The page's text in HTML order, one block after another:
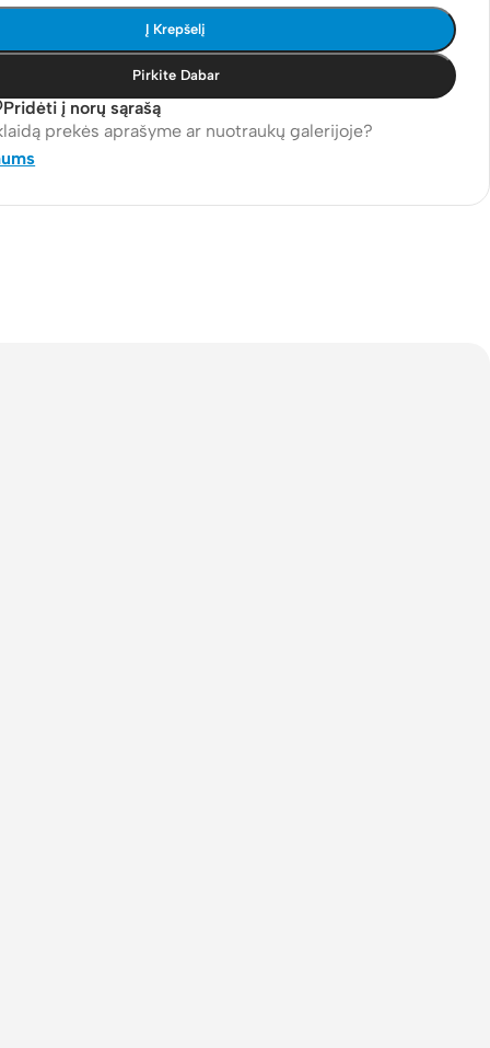
Į Krepšelį
Pirkite Dabar
Pridėti į norų sąrašą
prekės aprašyme ar nuotraukų galerijoje?